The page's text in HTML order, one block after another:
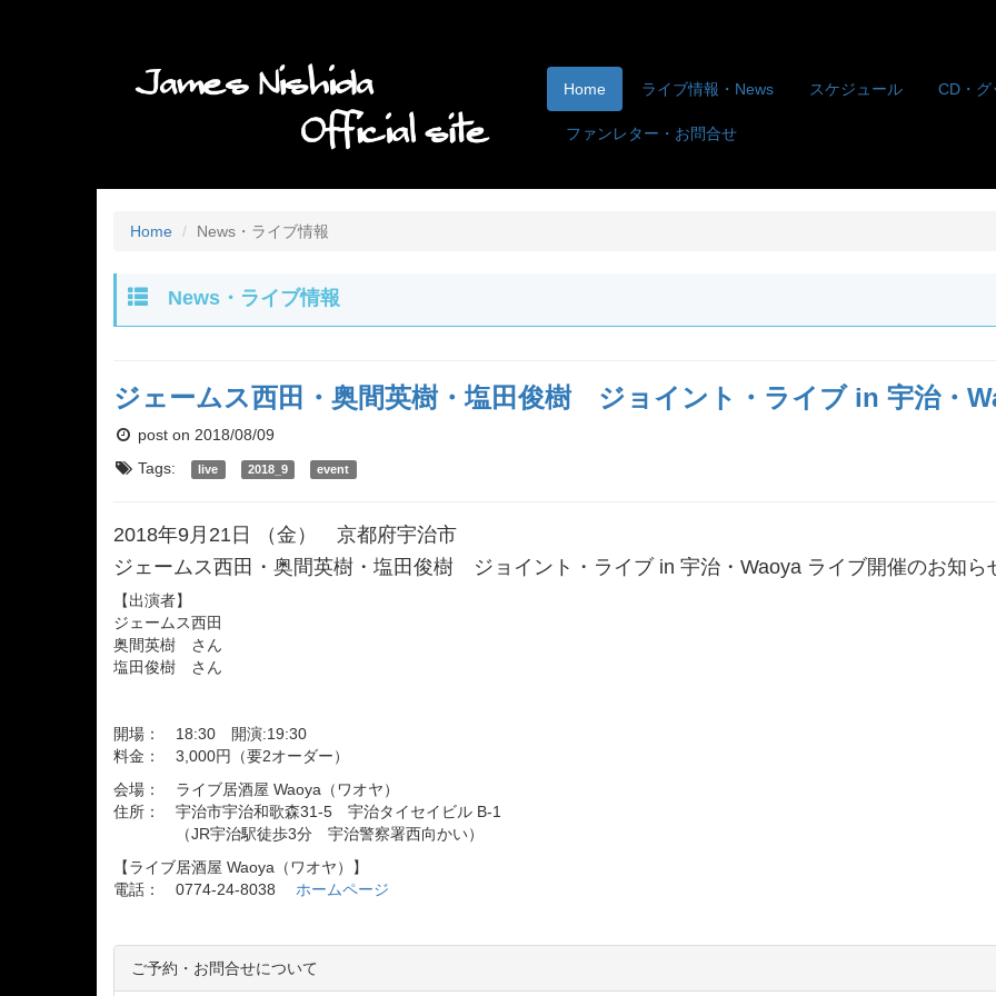
Home ライブ情報・News スケジュール CD・グ
ファンレター・お問合せ
Home News・ライブ情報
News・ライブ情報
ジェームス西田・奥間英樹・塩田俊樹 ジョイント・ライブ in 宇治・
post on 2018/08/09
Tags:
live 2018_9 event
2018年9月21日 （金） 京都府宇治市
ジェームス西田・奥間英樹・塩田俊樹 ジョイント・ライブ in 宇治・Waoya ライブ開催のお知ら
【出演者】
ジェームス西田
奥間英樹 さん
塩田俊樹 さん
開場： 18:30 開演:19:30
料金： 3,000円（要2オーダー）
会場： ライブ居酒屋 Waoya（ワオヤ）
住所： 宇治市宇治和歌森31-5 宇治タイセイビル B-1
（JR宇治駅徒歩3分 宇治警察署西向かい）
【ライブ居酒屋 Waoya（ワオヤ）】
電話： 0774-24-8038 ホームページ
ご予約・お問合せについて